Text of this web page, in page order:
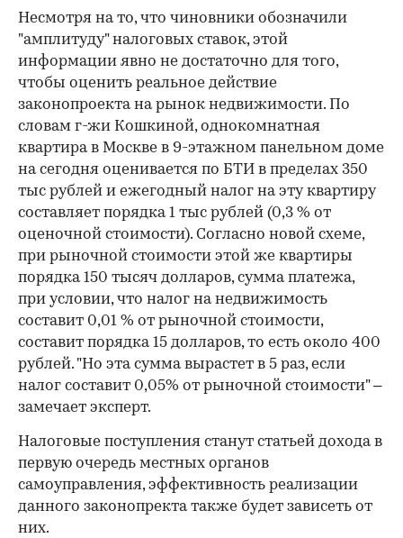
Несмотря на то, что чиновники обозначили
"амплитуду" налоговых ставок, этой
информации явно не достаточно для того,
чтобы оценить реальное действие
законопроекта на рынок недвижимости. По
словам г-жи Кошкиной, однокомнатная
квартира в Москве в 9-этажном панельном доме
на сегодня оценивается по БТИ в пределах 350
тыс рублей и ежегодный налог на эту квартиру
составляет порядка 1 тыс рублей (0,3 % от
оценочной стоимости). Согласно новой схеме,
при рыночной стоимости этой же квартиры
порядка 150 тысяч долларов, сумма платежа,
при условии, что налог на недвижимость
составит 0,01 % от рыночной стоимости,
составит порядка 15 долларов, то есть около 400
рублей. "Но эта сумма вырастет в 5 раз, если
налог составит 0,05% от рыночной стоимости" –
замечает эксперт.
Налоговые поступления станут статьей дохода в
первую очередь местных органов
самоуправления, эффективность реализации
данного законопректа также будет зависеть от
них.